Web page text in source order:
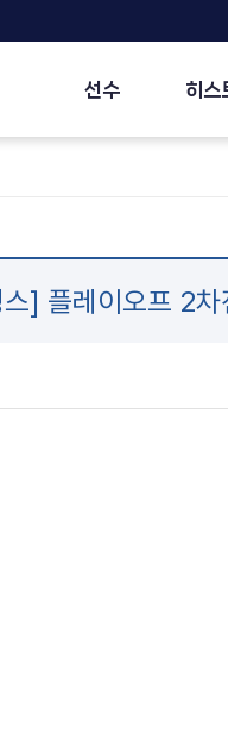
선수 히스
] 플레이오프 2차